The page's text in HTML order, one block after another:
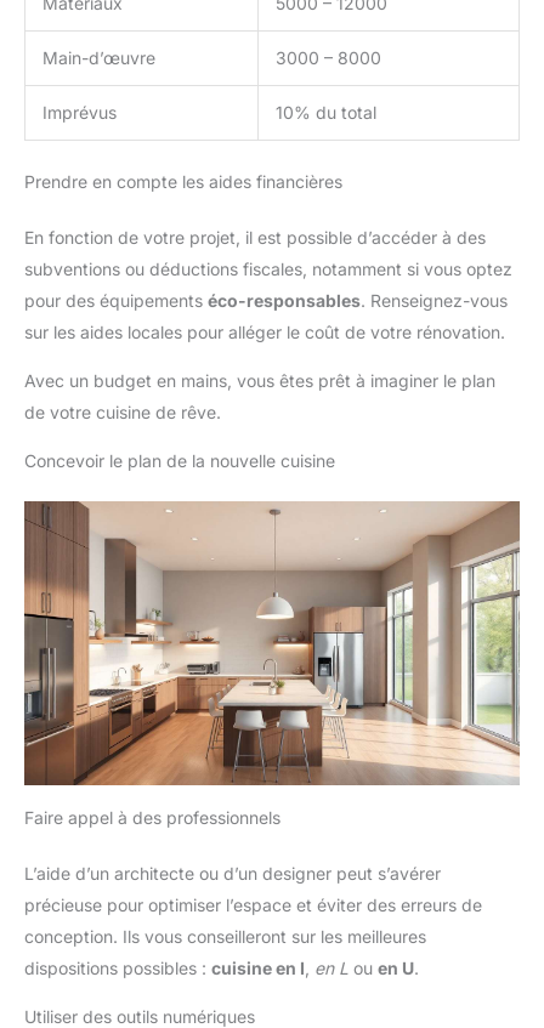
Main-d’œuvre 3000 – 8000
Imprévus 10% du total
Prendre en compte les aides financières
En fonction de votre projet, il est possible d’accéder à des
subventions ou déductions fiscales, notamment si vous optez
pour des équipements éco-responsables. Renseignez-vous
sur les aides locales pour alléger le coût de votre rénovation.
Avec un budget en mains, vous êtes prêt à imaginer le plan
de votre cuisine de rêve.
Concevoir le plan de la nouvelle cuisine
Faire appel à des professionnels
L’aide d’un architecte ou d’un designer peut s’avérer
précieuse pour optimiser l’espace et éviter des erreurs de
conception. Ils vous conseilleront sur les meilleures
dispositions possibles : cuisine en I en L ou en U.
Utiliser des outils numériques